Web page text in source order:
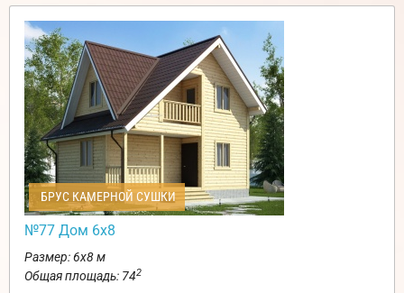
БРУС КАМЕРНОЙ СУШКИ
№77 Дом 6х8
Размер: 6х8 м
Общая площадь: 742